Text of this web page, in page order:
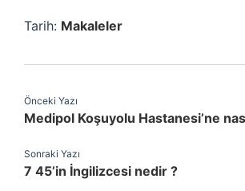
Tarih: Makaleler
Önceki Yazı
Medipol Koşuyolu Hastanesi’ne
Sonraki Yazı
7 45’in İngilizcesi nedir ?